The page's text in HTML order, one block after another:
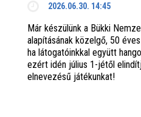
2026.06.30. 14:45
Már készülünk a Bükki
alapításának közelgő, 50
ha látogatóinkkal együtt
ezért idén július 1-jétől
elnevezésű játékunkat!